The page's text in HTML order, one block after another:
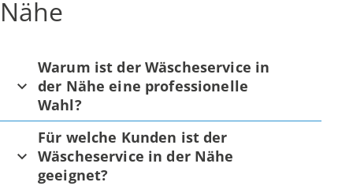
Nähe
Warum ist der Wäscheservice in
der Nähe eine professionelle
Wahl?
Für welche Kunden ist der
Wäscheservice in der Nähe
geeignet?